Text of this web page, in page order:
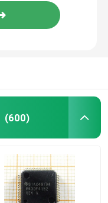
(600)